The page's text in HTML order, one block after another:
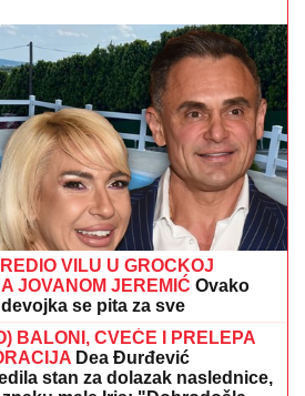
VILU U GROCKOJ
JOVANOM JEREMIĆ Ovako
se pita za sve
BALONI, CVEĆE I PRELEPA
Dea Đurđević
stan za dolazak naslednice,